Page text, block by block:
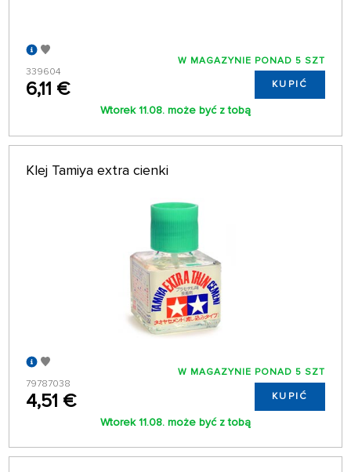
339604
6,11 €
W MAGAZYNIE PONAD 5 SZT
KUPIĆ
Wtorek 11.08. może być z tobą
Klej Tamiya extra cienki
79787038
4,51 €
W MAGAZYNIE PONAD 5 SZT
KUPIĆ
Wtorek 11.08. może być z tobą